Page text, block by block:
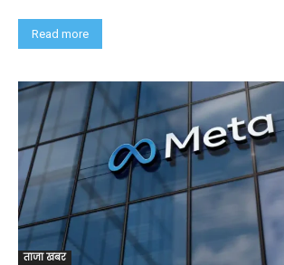
Read more
ताजा खबर